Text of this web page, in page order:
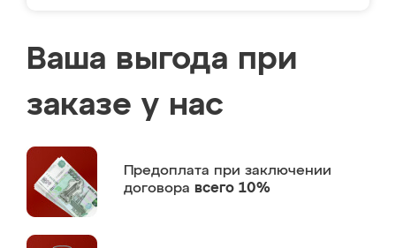
Ваша выгода при
заказе у нас
Предоплата при заключении
договора всего 10%